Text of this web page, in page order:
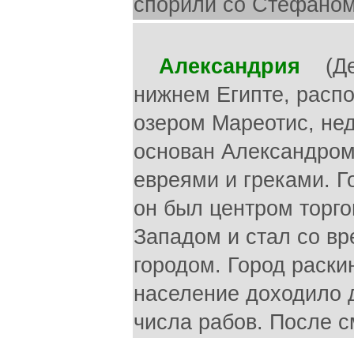
спорили со
Александрия
нижнем Египте,
озером Мареотис,
основан
евреями и греками.
он был центром
Западом и стал со
городом. Город
население доходило
числа рабов. После